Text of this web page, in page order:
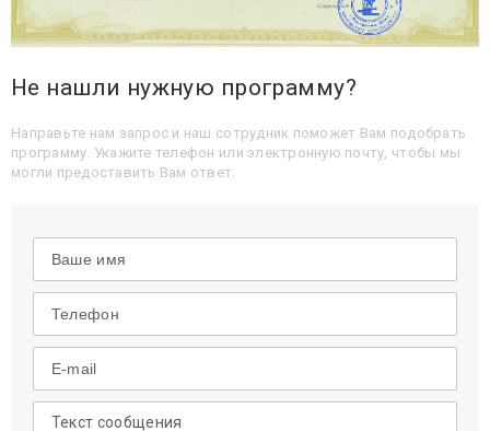
Не нашли нужную программу?
Направьте нам запрос и наш сотрудник поможет Вам подобрать
программу. Укажите телефон или электронную почту, чтобы мы
могли предоставить Вам ответ.